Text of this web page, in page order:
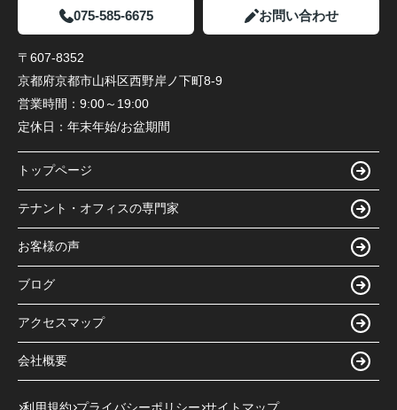
075-585-6675 お問い合わせ
〒607-8352
京都府京都市山科区西野岸ノ下町8-9
営業時間： 9:00～19:00
定休日： 年末年始/お盆期間
トップページ
テナント・オフィスの専門家
お客様の声
ブログ
アクセスマップ
会社概要
利用規約 プライバシーポリシー サイトマップ